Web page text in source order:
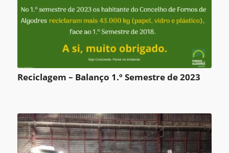
Reciclagem – Balanço 1.º Semestre de 2023